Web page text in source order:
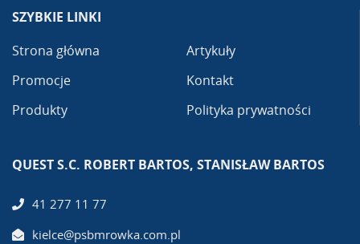
SZYBKIE LINKI
Strona główna
Promocje
Produkty
Artykuły
Kontakt
Polityka prywatności
QUEST S.C. ROBERT BARTOS, STANISŁAW BARTOS
41 277 11 77
kielce@psbmrowka.com.pl